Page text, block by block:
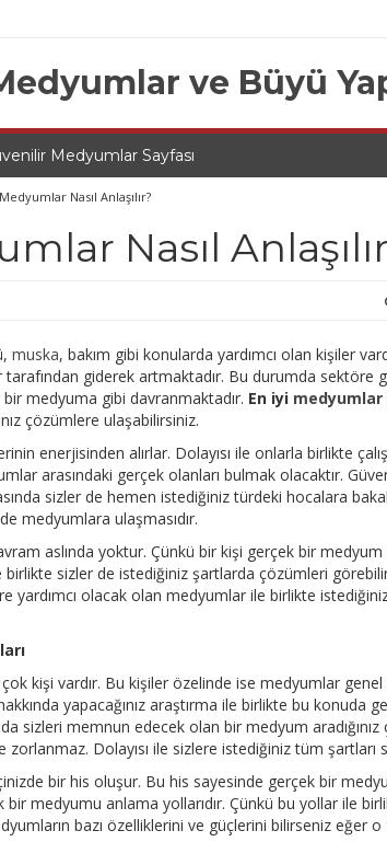
ve Büyü
Medyumlar Sayfası
Nasıl Anlaşılır?
Nasıl
muska, bakım gibi konularda yardımcı olan kişiler
giderek artmaktadır. Bu durumda sektöre
medyuma gibi davranmaktadır. En iyi medyumlar
çözümlere ulaşabilirsiniz.
enerjisinden alırlar. Dolayısı ile onlarla birlikte
arasındaki gerçek olanları bulmak olacaktır.
sizler de hemen istediğiniz türdeki hocalara
medyumlara ulaşmasıdır.
aslında yoktur. Çünkü bir kişi gerçek bir medyum
sizler de istediğiniz şartlarda çözümleri
yardımcı olacak olan medyumlar ile birlikte
kişi vardır. Bu kişiler özelinde ise medyumlar genel
yapacağınız araştırma ile birlikte bu konuda
sizleri memnun edecek olan bir medyum
Dolayısı ile sizlere istediğiniz tüm şartları
bir his oluşur. Bu his sayesinde gerçek bir
medyumu anlama yollarıdır. Çünkü bu yollar ile
bazı özelliklerini ve güçlerini bilirseniz eğer